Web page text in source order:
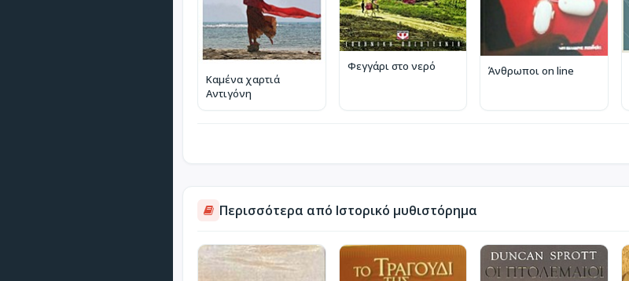
Καμένα χαρτιά
Αντιγόνη
Φεγγάρι στο νερό Άνθρωποι on line
Περισσότερα από Ιστορικό μυθιστόρημα